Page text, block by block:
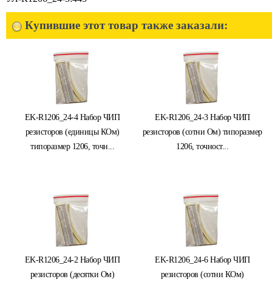
Купившие этот товар также заказали:
EK-R1206_24-4 Набор ЧИП
резисторов (единицы КОм)
типоразмер 1206, точн...
EK-R1206_24-3 Набор ЧИП
резисторов (сотни Ом) типоразмер
1206, точност...
EK-R1206_24-2 Набор ЧИП
резисторов (десятки Ом)
EK-R1206_24-6 Набор ЧИП
резисторов (сотни КОм)